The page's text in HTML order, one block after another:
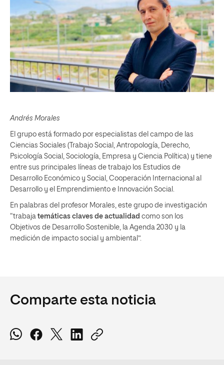
Andrés Morales
El grupo está formado por especialistas del campo de las
Ciencias Sociales (Trabajo Social, Antropología, Derecho,
Psicología Social, Sociología, Empresa y Ciencia Política) y tiene
entre sus principales líneas de trabajo los Estudios de
Desarrollo Económico y Social, Cooperación Internacional al
Desarrollo y el Emprendimiento e Innovación Social.
En palabras del profesor Morales, este grupo de investigación
“trabaja temáticas claves de actualidad como son los
Objetivos de Desarrollo Sostenible, la Agenda 2030 y la
medición de impacto social y ambiental”.
Comparte esta noticia